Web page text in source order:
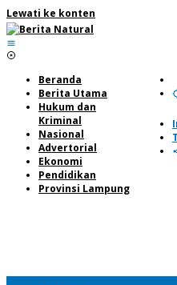
Lewati ke konten
Beranda
Berita Utama
Hukum dan
Kriminal
Nasional
Advertorial
Ekonomi
Pendidikan
Provinsi Lampung